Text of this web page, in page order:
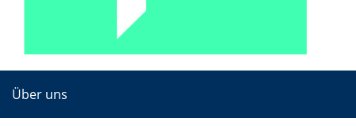
Über uns